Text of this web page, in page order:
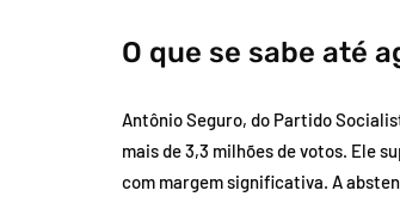
O que se sabe até
Antônio Seguro, do Partido
mais de 3,3 milhões de votos. Ele
com margem significativa. A